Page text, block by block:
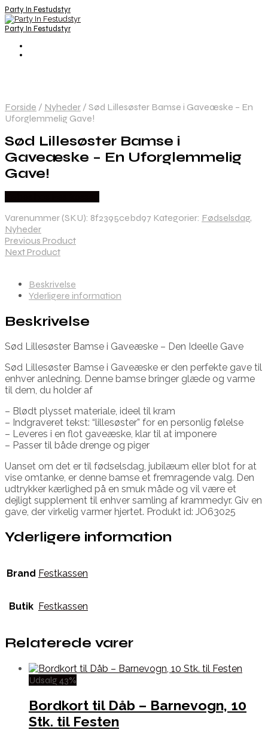
Party In Festudstyr
Party In Festudstyr
Forside / Nyheder / Sød Lillesøster Bamse i Gaveæske – En
Uforglemmelig Gave!
Sød Lillesøster Bamse i
Gaveæske – En Uforglemmelig
Gave!
Varenummer (SKU): 8f2395cebd97 Kategorier: Fødselsdag,
Nyheder
Previous Product
Next Product
Beskrivelse
Yderligere information
Beskrivelse
Sød Lillesøster Bamse i Gaveæske – Den Ideelle Gave
Sød Lillesøster Bamse i Gaveæske er den perfekte gave til
enhver anledning. Denne bamse bringer glæde og varme
til dem, du holder af
– Blødt plysset materiale, ideel til kram
– Indgraveret tekst: “lillesøster” for en personlig følelse
– Leveres i en flot gaveæske, klar til at imponere
– Passer til både drenge og piger
Uanset om det er til fødselsdag, jubilæum eller blot for at
vise omtanke, er denne bamse et fremragende valg. Den
udtrykker kærlighed på en smuk måde og vil være et
dejligt supplement til enhver samling af krammedyr. Giv en
gave, der virkelig varmer hjertet. Produkt id: JO63025
Yderligere information
Brand Festkassen
Butik Festkassen
Relaterede varer
Udsalg 43%
Bordkort til Dåb – Barnevogn, 10
Stk. til Festen